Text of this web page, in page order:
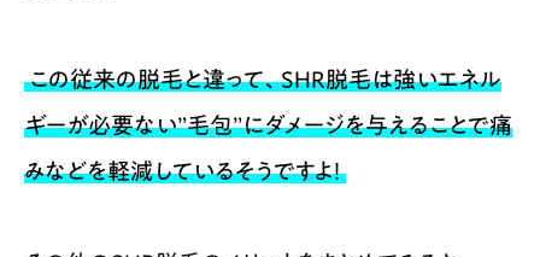
この従来の脱毛と違って、SHR脱毛は強いエネル
ギーが必要ない”毛包”にダメージを与えることで痛
みなどを軽減しているそうですよ！